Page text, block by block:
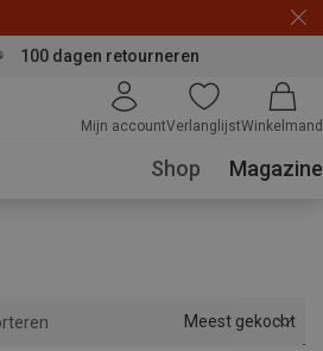
100 dagen retourneren
Mijn accountVerlanglijstWinkelmand
Shop Magazine
Meest gekocht